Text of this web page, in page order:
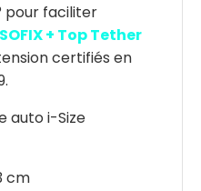
pour faciliter
+ Top Tether
certifiés en
auto i-Size
cm